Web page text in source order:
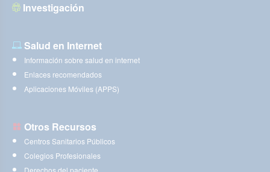
Investigación
Salud en Internet
Información sobre salud en internet
Enlaces recomendados
Aplicaciones Móviles (APPS)
Otros Recursos
Centros Sanitarios Públicos
Colegios Profesionales
Derechos del paciente